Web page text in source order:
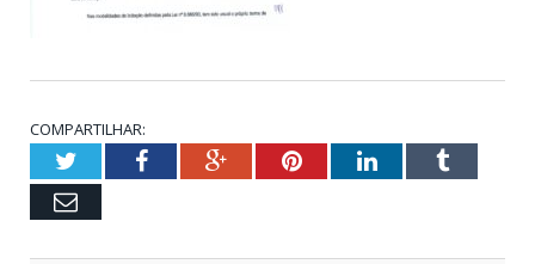
COMPARTILHAR:
TwitterFacebookGoogle+PinterestLinkedInTumblr
Email